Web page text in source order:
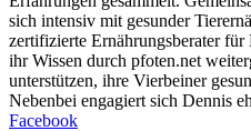
sich intensiv mit gesunder
zertifizierte Ernährungsberater
ihr Wissen durch pfoten.net
unterstützen, ihre Vierbeiner
Nebenbei engagiert sich Dennis
Facebook